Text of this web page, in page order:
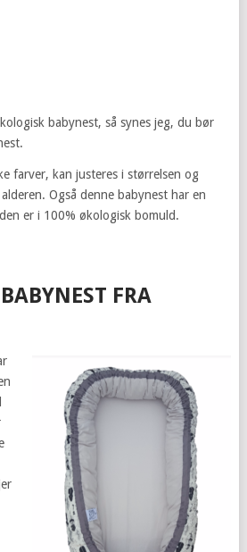
babynest, så synes jeg, du bør
farver, kan justeres i størrelsen og
Også denne babynest har en
er i 100% økologisk bomuld.
FRA